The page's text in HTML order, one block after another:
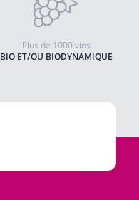
BIO ET/OU BIODYNAMIQUE
Plus de 1000 vins